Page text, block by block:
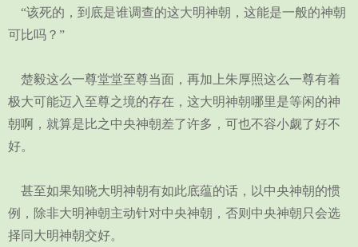
“该死的，到底是谁调查的这大明神朝，这能是一般的神朝
可比吗？”
楚毅这么一尊堂堂至尊当面，再加上朱厚照这么一尊有着
极大可能迈入至尊之境的存在，这大明神朝哪里是等闲的神
朝啊，就算是比之中央神朝差了许多，可也不容小觑了好不
好。
甚至如果知晓大明神朝有如此底蕴的话，以中央神朝的惯
例，除非大明神朝主动针对中央神朝，否则中央神朝只会选
择同大明神朝交好。